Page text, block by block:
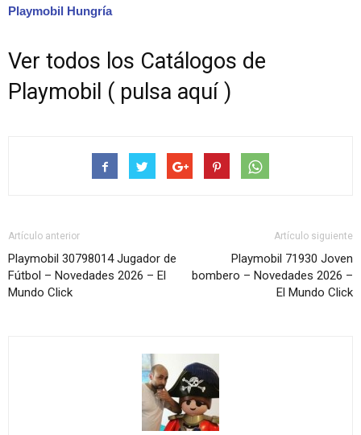
Playmobil Hungría
Ver todos los Catálogos de
Playmobil ( pulsa aquí )
Artículo anterior
Playmobil 30798014 Jugador de
Fútbol – Novedades 2026 – El
Mundo Click
Artículo siguiente
Playmobil 71930 Joven
bombero – Novedades 2026 –
El Mundo Click